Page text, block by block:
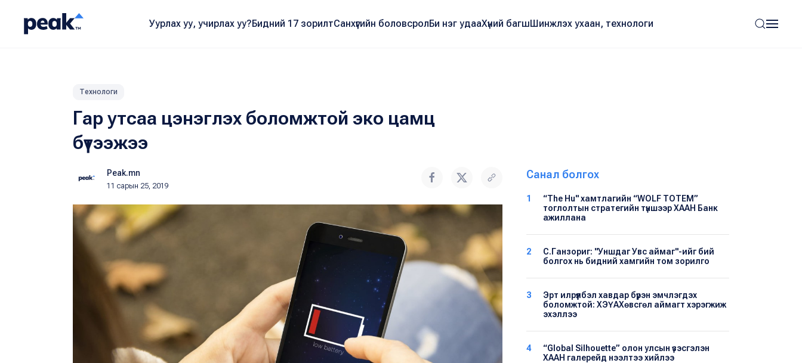
Уурлах уу, учирлах уу?Бидний 17 зорилтСанхүүгийн боловсролБи нэг удааХүний багшШинжлэх ухаан, технологи
Технологи
Гар утсаа цэнэглэх боломжтой эко цамц
бүтээжээ
Peak.mn
11 сарын 25, 2019
Санал болгох
1
“The Hu" хамтлагийн “WOLF TOTEM”
тоглолтын стратегийн түншээр ХААН Банк
ажиллана
2
С.Ганзориг: "Уншдаг Увс аймаг"-ийг бий
болгох нь бидний хамгийн том зорилго
3
Эрт илрүүлбэл хавдар бүрэн эмчлэгдэх
боломжтой: ХЭҮА​Хөвсгөл аймагт хэрэгжиж
эхэллээ
4
“Global Silhouette” олон улсын үзэсгэлэн
ХААН галерейд нээлтээ хийлээ